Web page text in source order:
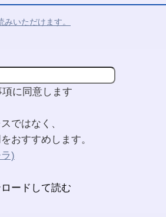
いただけます。
に同意します
ではなく、
おすすめします。
)